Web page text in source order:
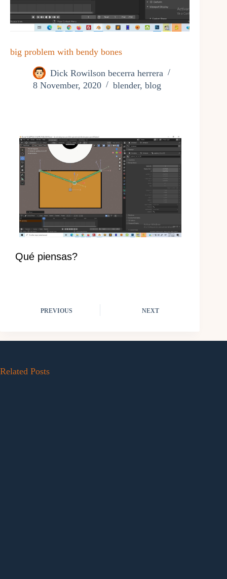
big problem with bendy bones
Dick Rowilson becerra herrera
8 November, 2020
blender, blog
Qué piensas?
PREVIOUS NEXT
Related Posts